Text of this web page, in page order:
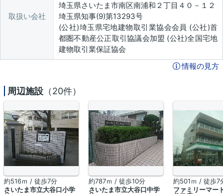
取扱い会社
埼玉県さいたま市南区南浦和２丁目４０－１２
埼玉県知事(9)第13293号
(公社)埼玉県宅地建物取引業協会会員 (公社)首
都圏不動産公正取引協議会加盟 (公社)全国宅地
建物取引業保証協会
情報の見方
周辺施設 （20件）
約516ｍ / 徒歩7分
さいたま市立大谷口小学
約787ｍ / 徒歩10分
さいたま市立大谷口中学
約501ｍ / 徒歩7
ファミリーマー